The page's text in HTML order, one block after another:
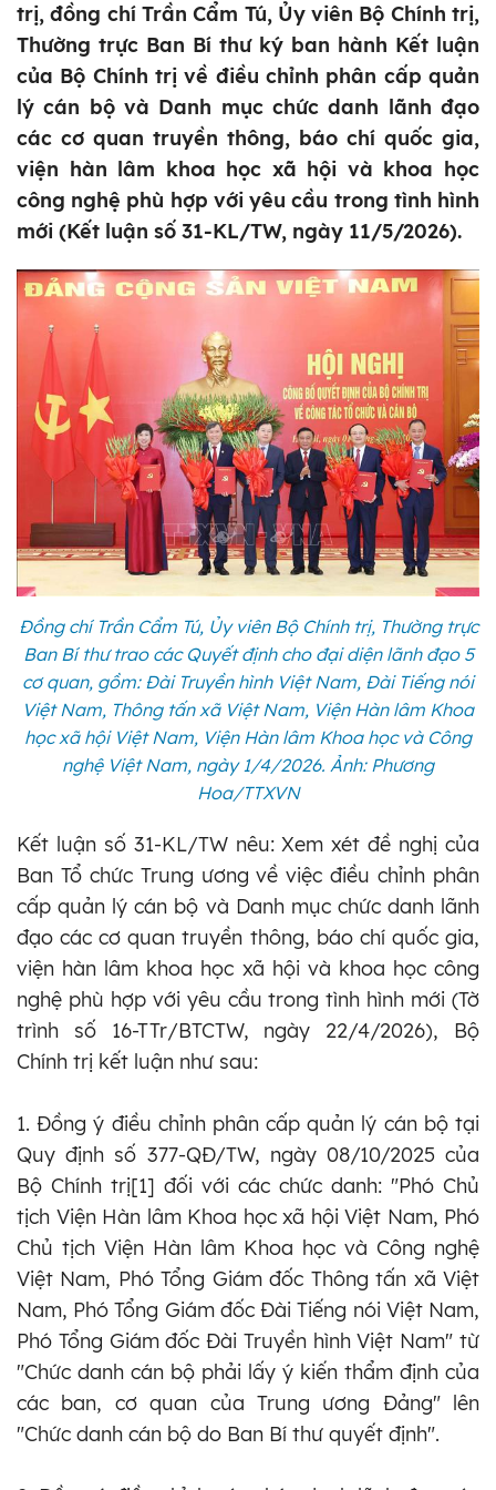
trị, đồng chí Trần Cẩm Tú, Ủy viên Bộ Chính trị,
Thường trực Ban Bí thư ký ban hành Kết luận
của Bộ Chính trị về điều chỉnh phân cấp quản
lý cán bộ và Danh mục chức danh lãnh đạo
các cơ quan truyền thông, báo chí quốc gia,
viện hàn lâm khoa học xã hội và khoa học
công nghệ phù hợp với yêu cầu trong tình hình
mới (Kết luận số 31-KL/TW, ngày 11/5/2026).
Đồng chí Trần Cẩm Tú, Ủy viên Bộ Chính trị, Thường trực
Ban Bí thư trao các Quyết định cho đại diện lãnh đạo 5
cơ quan, gồm: Đài Truyền hình Việt Nam, Đài Tiếng nói
Việt Nam, Thông tấn xã Việt Nam, Viện Hàn lâm Khoa
học xã hội Việt Nam, Viện Hàn lâm Khoa học và Công
nghệ Việt Nam, ngày 1/4/2026. Ảnh: Phương
Hoa/TTXVN
Kết luận số 31-KL/TW nêu: Xem xét đề nghị của
Ban Tổ chức Trung ương về việc điều chỉnh phân
cấp quản lý cán bộ và Danh mục chức danh lãnh
đạo các cơ quan truyền thông, báo chí quốc gia,
viện hàn lâm khoa học xã hội và khoa học công
nghệ phù hợp với yêu cầu trong tình hình mới (Tờ
trình số 16-TTr/BTCTW, ngày 22/4/2026), Bộ
Chính trị kết luận như sau:
1. Đồng ý điều chỉnh phân cấp quản lý cán bộ tại
Quy định số 377-QĐ/TW, ngày 08/10/2025 của
Bộ Chính trị[1] đối với các chức danh: "Phó Chủ
tịch Viện Hàn lâm Khoa học xã hội Việt Nam, Phó
Chủ tịch Viện Hàn lâm Khoa học và Công nghệ
Việt Nam, Phó Tổng Giám đốc Thông tấn xã Việt
Nam, Phó Tổng Giám đốc Đài Tiếng nói Việt Nam,
Phó Tổng Giám đốc Đài Truyền hình Việt Nam" từ
"Chức danh cán bộ phải lấy ý kiến thẩm định của
các ban, cơ quan của Trung ương Đảng" lên
"Chức danh cán bộ do Ban Bí thư quyết định".